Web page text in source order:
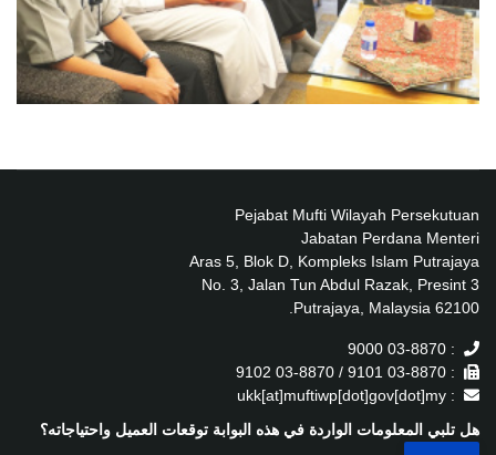
Pejabat Mufti Wilayah Persekutuan
Jabatan Perdana Menteri
Aras 5, Blok D, Kompleks Islam Putrajaya
No. 3, Jalan Tun Abdul Razak, Presint 3
62100 Putrajaya, Malaysia.
: 03-8870 9000
: 03-8870 9101 / 03-8870 9102
: ukk[at]muftiwp[dot]gov[dot]my
هل تلبي المعلومات الواردة في هذه البوابة توقعات العميل واحتياجاته؟